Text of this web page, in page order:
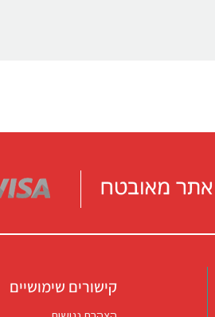
קישורים שימושיים